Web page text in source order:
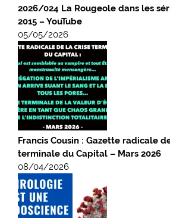
2026/024 La Rougeole dans les
2015 – YouTube
05/05/2026
Francis Cousin : Gazette radicale
terminale du Capital – Mars 2026
08/04/2026